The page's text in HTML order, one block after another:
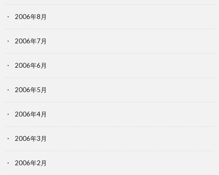
2006年8月
2006年7月
2006年6月
2006年5月
2006年4月
2006年3月
2006年2月